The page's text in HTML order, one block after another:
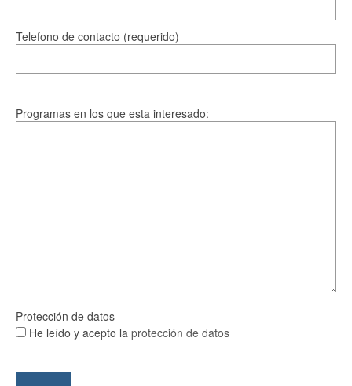
Telefono de contacto (requerido)
Programas en los que esta interesado:
Protección de datos
He leído y acepto la protección de datos